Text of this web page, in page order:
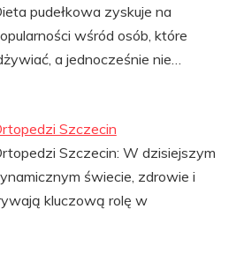
pudełkowa zyskuje na
wśród osób, które
a jednocześnie nie…
Szczecin
Szczecin: W dzisiejszym
świecie, zdrowie i
kluczową rolę w